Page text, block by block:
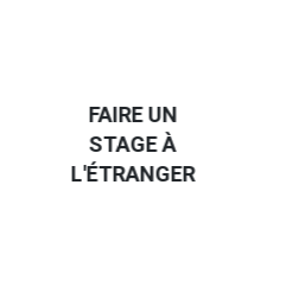
FAIRE UN
STAGE À
L'ÉTRANGER